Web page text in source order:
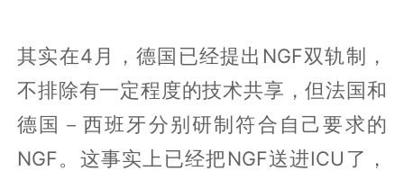
其实在4月，德国已经提出NGF双轨制，
不排除有一定程度的技术共享，但法国和
德国－西班牙分别研制符合自己要求的
NGF。这事实上已经把NGF送进ICU了，